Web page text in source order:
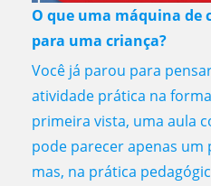
O que uma máquina de
para uma criança?
Você já parou para
atividade prática na
primeira vista, uma aula
pode parecer apenas
mas, na prática